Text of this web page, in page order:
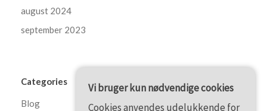
august 2024
september 2023
Categories
Blog
Vi bruger kun nødvendige cookies
Cookies anvendes udelukkende for